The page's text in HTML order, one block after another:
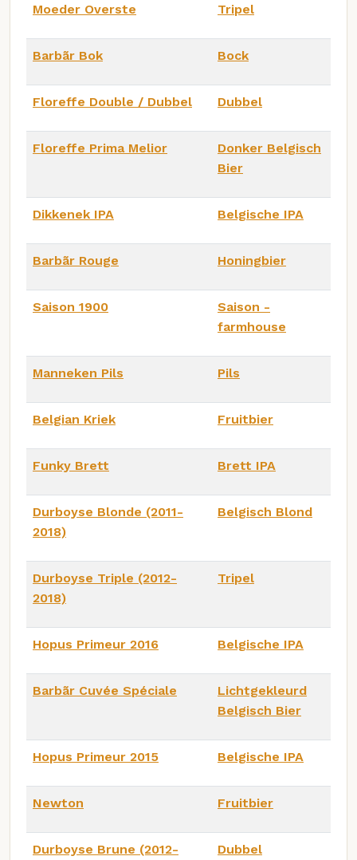
Moeder Overste Tripel
Barbãr Bok Bock
Floreffe Double / Dubbel Dubbel
Floreffe Prima Melior
Donker Belgisch
Bier
Dikkenek IPA Belgische IPA
Barbãr Rouge Honingbier
Saison 1900
Saison -
farmhouse
Manneken Pils Pils
Belgian Kriek Fruitbier
Funky Brett Brett IPA
Durboyse Blonde (2011-
2018)
Belgisch Blond
Durboyse Triple (2012-
2018)
Tripel
Hopus Primeur 2016 Belgische IPA
Barbãr Cuvée Spéciale
Lichtgekleurd
Belgisch Bier
Hopus Primeur 2015 Belgische IPA
Newton Fruitbier
Durboyse Brune (2012-
Dubbel